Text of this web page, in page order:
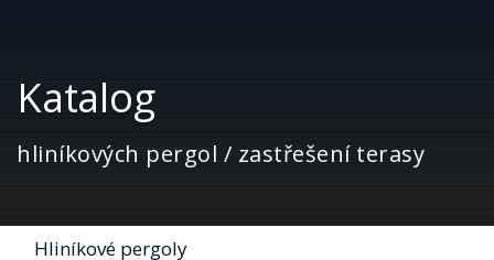
Katalog
hliníkových pergol / zastřešení terasy
Hliníkové pergoly